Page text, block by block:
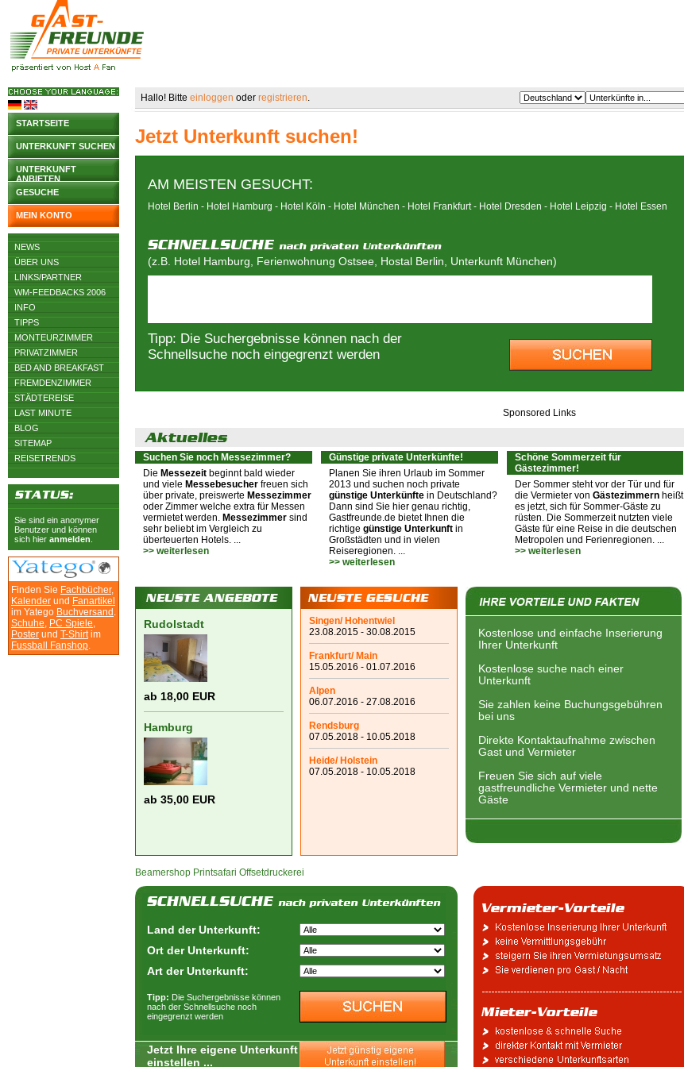
STARTSEITE
UNTERKUNFT SUCHEN
UNTERKUNFT
ANBIETEN
GESUCHE
MEIN KONTO
NEWS
ÜBER UNS
LINKS/PARTNER
WM-FEEDBACKS 2006
INFO
TIPPS
MONTEURZIMMER
PRIVATZIMMER
BED AND BREAKFAST
FREMDENZIMMER
STÄDTEREISE
LAST MINUTE
BLOG
SITEMAP
REISETRENDS
Sie sind ein anonymer
Benutzer und können
sich hier anmelden
Finden Sie Fachbücher,
Kalender und Fanartikel
im Yatego Buchversand .
Schuhe, PC Spiele,
Poster und T-Shirtim
Fussball Fanshop.
Hallo! Bitte einloggen oder registrieren.
Jetzt Unterkunft suchen!
AM MEISTEN GESUCHT:
Hotel Berlin - Hotel Hamburg - Hotel Köln - Hotel München - Hotel Frankfurt- Hotel Dresden - Hotel Leipzig - Hotel Essen
(z.B. Hotel Hamburg, Ferienwohnung Ostsee, Hostal Berlin, Unterkunft München)
Tipp: Die Suchergebnisse können nach der
Schnellsuche noch eingegrenzt werden
Sponsored Links
Suchen Sie noch Messezimmer?
Die Messezeit beginnt bald wieder
und viele Messebesucher freuen sich
über private, preiswerte Messezimmer
oder Zimmer welche extra für Messen
vermietet werden. Messezimmer sind
sehr beliebt im Vergleich zu
überteuerten Hotels. ...
>> weiterlesen
Günstige private Unterkünfte!
Planen Sie ihren Urlaub im Sommer
2013 und suchen noch private
günstige Unterkünfte in Deutschland?
Dann sind Sie hier genau richtig,
Gastfreunde.de bietet Ihnen die
richtige günstige Unterkunft in
Großstädten und in vielen
Reiseregionen. ...
>> weiterlesen
Schöne Sommerzeit für
Gästezimmer!
Der Sommer steht vor der Tür und für
die Vermieter von Gästezimmern heißt
es jetzt, sich für Sommer-Gäste zu
rüsten. Die Sommerzeit nutzten viele
Gäste für eine Reise in die deutschen
Metropolen und Ferienregionen. ...
>> weiterlesen
Rudolstadt
ab 18,00 EUR
Hamburg
ab 35,00 EUR
Singen/ Hohentwiel
23.08.2015 - 30.08.2015
Frankfurt/ Main
15.05.2016 - 01.07.2016
Alpen
06.07.2016 - 27.08.2016
Rendsburg
07.05.2018 - 10.05.2018
Heide/ Holstein
07.05.2018 - 10.05.2018
Kostenlose und einfache Inserierung
Ihrer Unterkunft
Kostenlose suche nach einer
Unterkunft
Sie zahlen keine Buchungsgebühren
bei uns
Direkte Kontaktaufnahme zwischen
Gast und Vermieter
Freuen Sie sich auf viele
gastfreundliche Vermieter und nette
Gäste
Beamershop Printsafari Offsetdruckerei
Land der Unterkunft:
Ort der Unterkunft:
Art der Unterkunft:
Tipp: Die Suchergebnisse können
nach der Schnellsuche noch
eingegrenzt werden
Jetzt Ihre eigene Unterkunft
einstellen ...